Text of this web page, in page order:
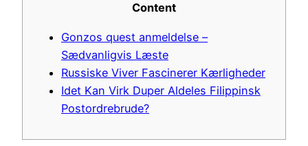
Content
Gonzos quest anmeldelse –
Sædvanligvis Læste
Russiske Viver Fascinerer Kærligheder
Idet Kan Virk Duper Aldeles Filippinsk
Postordrebrude?